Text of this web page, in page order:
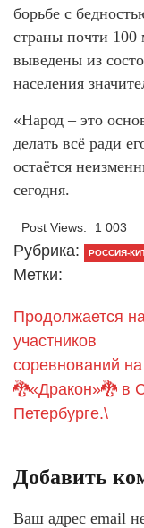
борьбе с
страны почти 100
выведены из
населения
«Народ – это
делать всё ради
остаётся
сегодня.
Post Views: 1 003
Рубрика: РОССИЯ-
Метки:
Продолжается
участников
соревнований
🐉«Дракон»🐉 в
Петербурге.\
Добавить
Ваш адрес email